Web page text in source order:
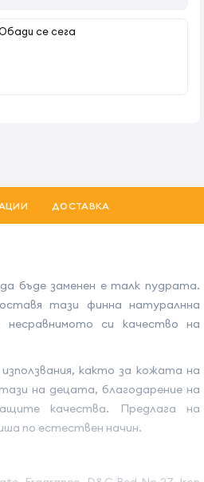
се сега
ДОСТАВКА
бъде заменен е талк пудрата.
тази финна натуралнна
несравнимото си качество на
както за кожата на
на децата, благодарение на
качества. Предлага на
по естествен начин.